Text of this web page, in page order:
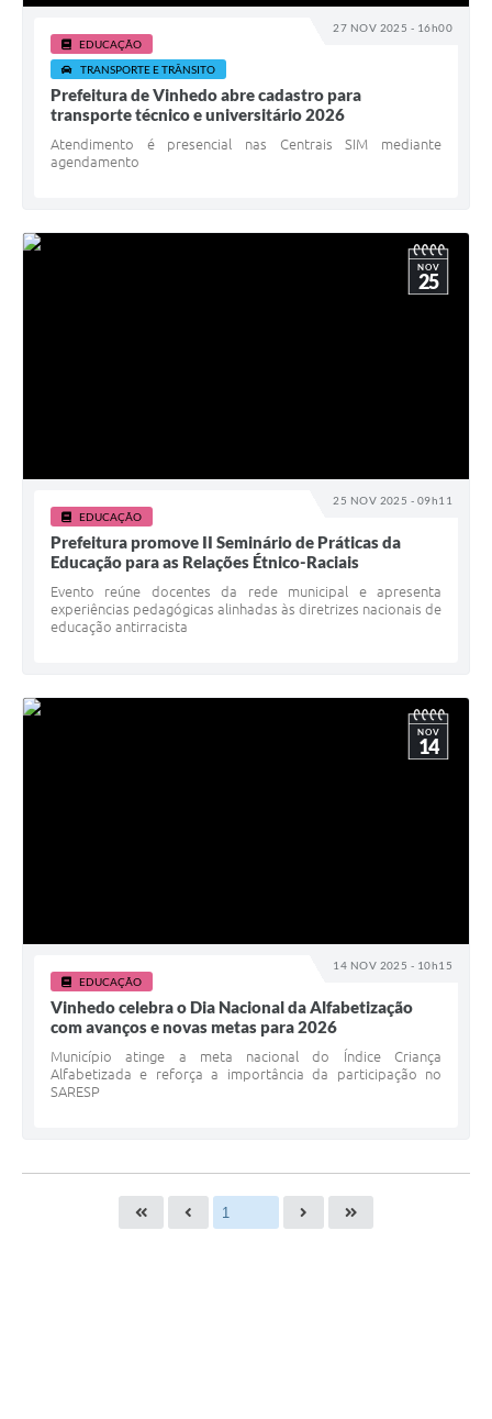
27 NOV 2025 - 16h00
EDUCAÇÃO
TRANSPORTE E TRÂNSITO
Prefeitura de Vinhedo abre cadastro para
transporte técnico e universitário 2026
Atendimento é presencial nas Centrais SIM mediante
agendamento
25 NOV 2025 - 09h11
NOV
25
EDUCAÇÃO
Prefeitura promove II Seminário de Práticas da
Educação para as Relações Étnico-Raciais
Evento reúne docentes da rede municipal e apresenta
experiências pedagógicas alinhadas às diretrizes nacionais de
educação antirracista
14 NOV 2025 - 10h15
NOV
14
EDUCAÇÃO
Vinhedo celebra o Dia Nacional da Alfabetização
com avanços e novas metas para 2026
Município atinge a meta nacional do Índice Criança
Alfabetizada e reforça a importância da participação no
SARESP